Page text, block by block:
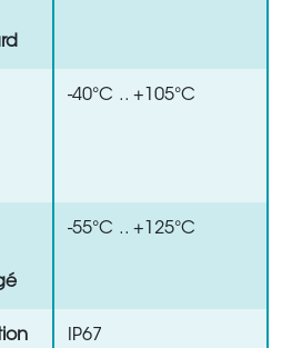
-40°C .. +105°C
-55°C .. +125°C
IP67